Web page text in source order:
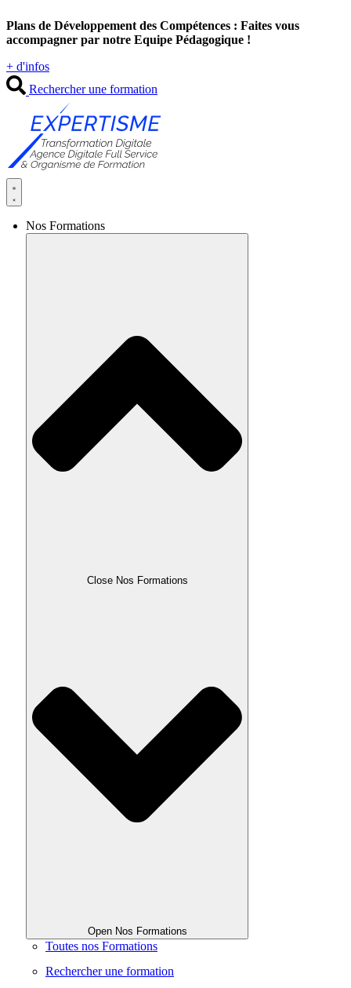
au
contenu
Plans de Développement des Compétences : Faites vous
accompagner par notre Equipe Pédagogique !
+ d'infos
Rechercher une formation
Nos Formations
Close Nos Formations
Open Nos Formations
Toutes nos Formations
Rechercher une formation